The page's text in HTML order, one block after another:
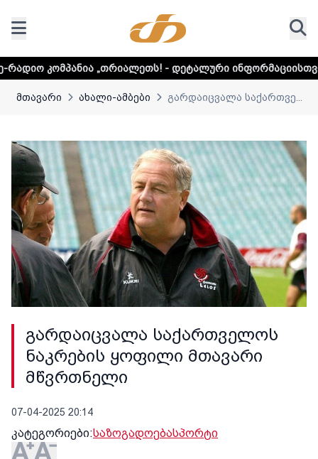
„თრიალეთს! - დეტალური ინფორმაციისთვის დააკლიკეთ
მთავარი ახალი-ამბები გარდაიცვალა საქართვე...
გარდაიცვალა საქართველოს
ნაკრების ყოფილი მთავარი
მწვრთნელი
07-04-2025 20:14
კატეგორიები:საზოგადოებასპორტი